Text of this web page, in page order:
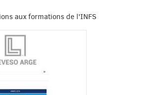
aux formations de l'INFS